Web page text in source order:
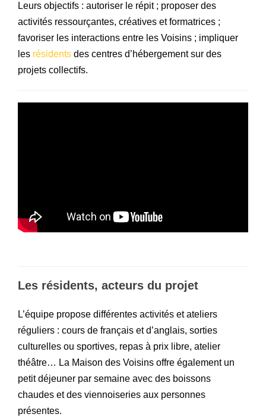
Leurs objectifs : autoriser le répit ; proposer des
activités ressourçantes, créatives et formatrices ;
favoriser les interactions entre les Voisins ; impliquer
les résidents des centres d’hébergement sur des
projets collectifs.
Les résidents, acteurs du projet
L’équipe propose différentes activités et ateliers
réguliers : cours de français et d’anglais, sorties
culturelles ou sportives, repas à prix libre, atelier
théâtre… La Maison des Voisins offre également un
petit déjeuner par semaine avec des boissons
chaudes et des viennoiseries aux personnes
présentes.